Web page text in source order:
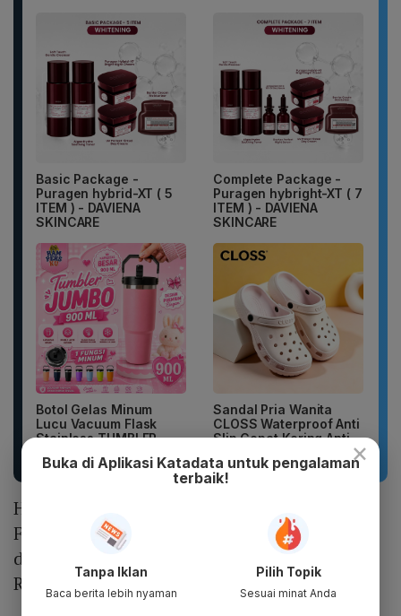
Basic Package -
Puragen hybrid-XT ( 5
ITEM ) - DAVIENA
SKINCARE
Complete Package -
Puragen hybright-XT ( 7
ITEM ) - DAVIENA
SKINCARE
Botol Gelas Minum
Lucu Vacuum Flask
Stainless TUMBLER
Sandal Pria Wanita
CLOSS Waterproof Anti
Slip Cepat Kering Anti...
Harga internet Starlink hampir mirip dengan
First Media yang menyediakan layanan
dengan kecepatan 250 Mbps dan dibanderol
Rp 776.445.
×
Buka di Aplikasi Katadata untuk pengalaman
terbaik!
Tanpa Iklan
Baca berita lebih nyaman
Pilih Topik
Sesuai minat Anda